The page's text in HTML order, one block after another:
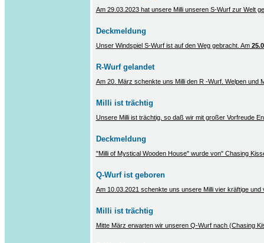
Am 29.03.2023 hat unsere Milli unseren S-Wurf zur Welt
Deckmeldung
Unser Windspiel S-Wurf ist auf den Weg gebracht. Am
R-Wurf gelandet
Am 20. März schenkte uns Milli den R -Wurf. Welpen und
Milli ist trächtig
Unsere Milli ist trächtig, so daß wir mit großer Vorfreude
Deckmeldung
"Milli of Mystical Wooden House" wurde von" Chasing
Q-Wurf ist geboren
Am 10.03.2021 schenkte uns unsere Milli vier kräftige und
Milli ist trächtig
Mitte März erwarten wir unseren Q-Wurf nach (Chasing